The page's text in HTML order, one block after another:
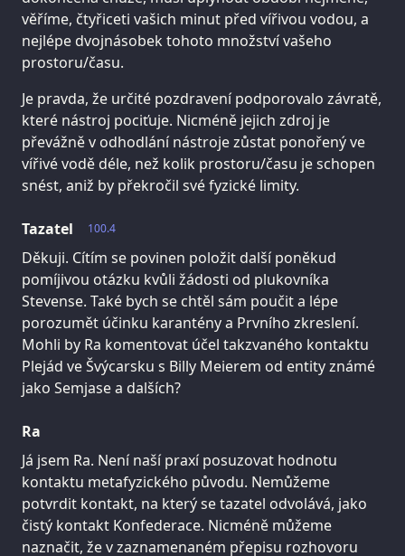
věříme, čtyřiceti vašich minut před vířivou vodou, a
nejlépe dvojnásobek tohoto množství vašeho
prostoru/času.
Je pravda, že určité pozdravení podporovalo závratě,
které nástroj pociťuje. Nicméně jejich zdroj je
převážně v odhodlání nástroje zůstat ponořený ve
vířivé vodě déle, než kolik prostoru/času je schopen
snést, aniž by překročil své fyzické limity.
100.4
Tazatel
Děkuji. Cítím se povinen položit další poněkud
pomíjivou otázku kvůli žádosti od plukovníka
Stevense. Také bych se chtěl sám poučit a lépe
porozumět účinku karantény a Prvního zkreslení.
Mohli by Ra komentovat účel takzvaného kontaktu
Plejád ve Švýcarsku s Billy Meierem od entity známé
jako Semjase a dalších?
Ra
Já jsem Ra. Není naší praxí posuzovat hodnotu
kontaktu metafyzického původu. Nemůžeme
potvrdit kontakt, na který se tazatel odvolává, jako
čistý kontakt Konfederace. Nicméně můžeme
naznačit, že v zaznamenaném přepisu rozhovoru